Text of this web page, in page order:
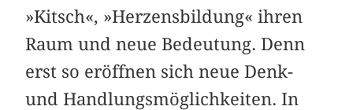
»Kitsch«, »Herzensbildung« ihren
Raum und neue Bedeutung. Denn
erst so eröffnen sich neue Denk-
und Handlungsmöglichkeiten. In